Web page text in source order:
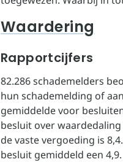
Waardering
Rapportcijfers
82.286 schademelders
hun schademelding of
gemiddelde voor
besluit over
de vaste vergoeding is
besluit gemiddeld een 4,9.